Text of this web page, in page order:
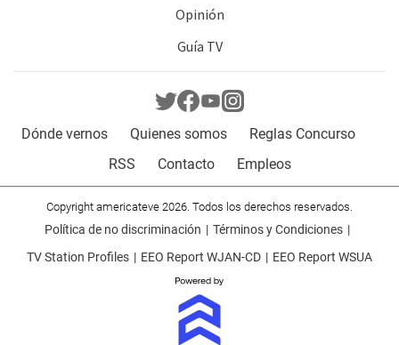
Opinión
Guía TV
Dónde vernos Quienes somos
Reglas Concurso
RSS
Contacto Empleos
Copyright americateve 2026. Todos los derechos reservados.
Política de no discriminación
Términos y Condiciones
TV Station Profiles
EEO Report WJAN-CD EEO Report WSUA